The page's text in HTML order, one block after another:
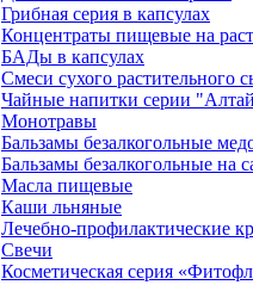
Грибная серия в капсулах
Концентраты пищевые на
БАДы в капсулах
Смеси сухого растительного
Чайные напитки серии
Монотравы
Бальзамы безалкогольные
Бальзамы безалкогольные на
Масла пищевые
Каши льняные
Лечебно-профилактические
Свечи
Косметическая серия